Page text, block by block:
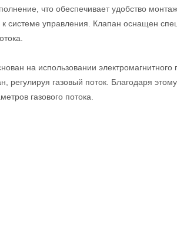
что обеспечивает удобство
системе управления. Клапан оснащен
на использовании
регулируя газовый поток. Благодаря
газового потока.